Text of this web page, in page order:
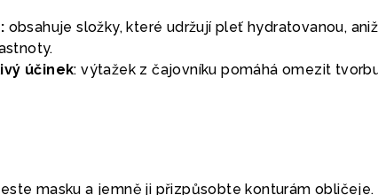
obsahuje složky, které udržují pleť hydratovanou,
účinek: výtažek z čajovníku pomáhá omezit
masku a jemně ji přizpůsobte konturám obličeje.